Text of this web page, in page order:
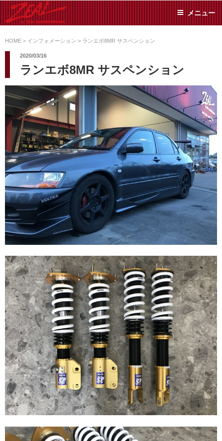
ン
ツ
ス
プ
SUMIYAMA
た日常メンテから各種チ
ューニングまで、車に関
リーでお任せください!
メニュー
HOME > インフォメーション > ランエボ8MR サスペンション
2020/03/16
ランエボ8MR サスペンション